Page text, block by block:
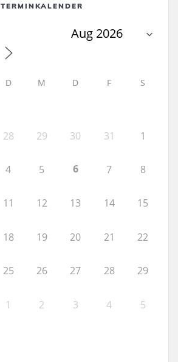
TERMINKALENDER
D M D F S
28 29 30 31 1
4 5 6 7 8
11 12 13 14 15
18 19 20 21 22
25 26 27 28 29
1 2 3 4 5